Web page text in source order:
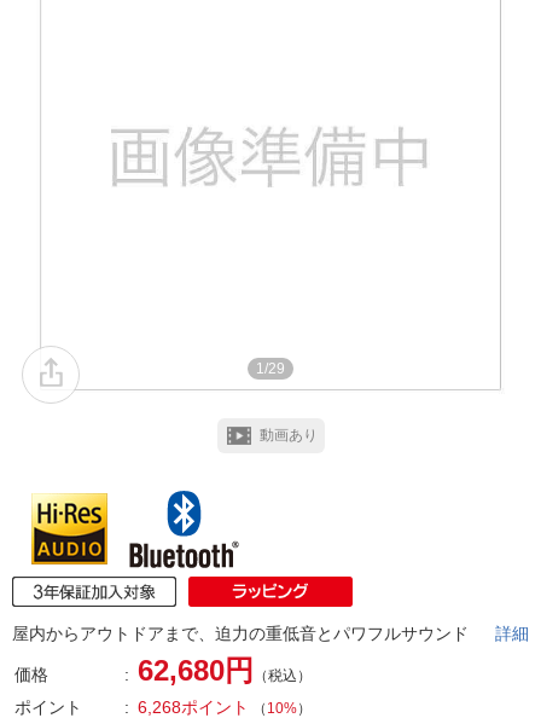
1/29
動画あり
屋内からアウトドアまで、迫力の重低音とパワフルサウンド 詳細
価格 62,680円 （税込）
ポイント 6,268ポイント （ 10%）